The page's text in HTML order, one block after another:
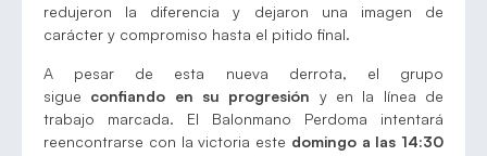
redujeron la diferencia y dejaron una imagen de
carácter y compromiso hasta el pitido final.
A pesar de esta nueva derrota, el grupo
sigue confiando en su progresión y en la línea de
trabajo marcada. El Balonmano Perdoma intentará
reencontrarse con la victoria este domingo a las 14:30